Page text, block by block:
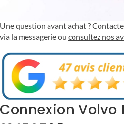
Une question avant achat ?
via la messagerie ou consultez nos
Connexion Volvo